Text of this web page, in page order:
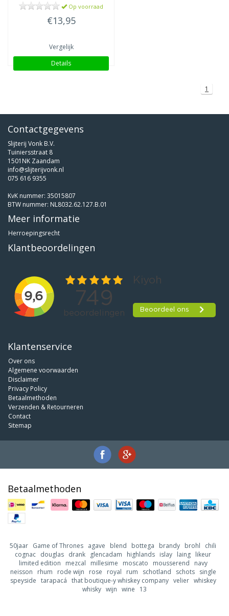
Op voorraad
€13,95
Vergelijk
Details
1
Contactgegevens
Slijterij Vonk B.V.
Tuiniersstraat 8
1501NK Zaandam
info@slijterijvonk.nl
075 616 9355
KvK nummer: 35015807
BTW nummer: NL8032.62.127.B.01
Meer informatie
Herroepingsrecht
Klantbeoordelingen
Klantenservice
Over ons
Algemene voorwaarden
Disclaimer
Privacy Policy
Betaalmethoden
Verzenden & Retourneren
Contact
Sitemap
Betaalmethoden
50jaar Game of Thrones agave blend bottega brandy brohl
chili
cognac douglas drank glencadam highlands islay laing likeur
limited edition
mezcal millesime moscato mousserend
navy
neisson
rhum rode wijn rose royal rum schotland schots
single
speyside tarapacá that boutique-y whiskey company velier whiskey
whisky wijn wine 13